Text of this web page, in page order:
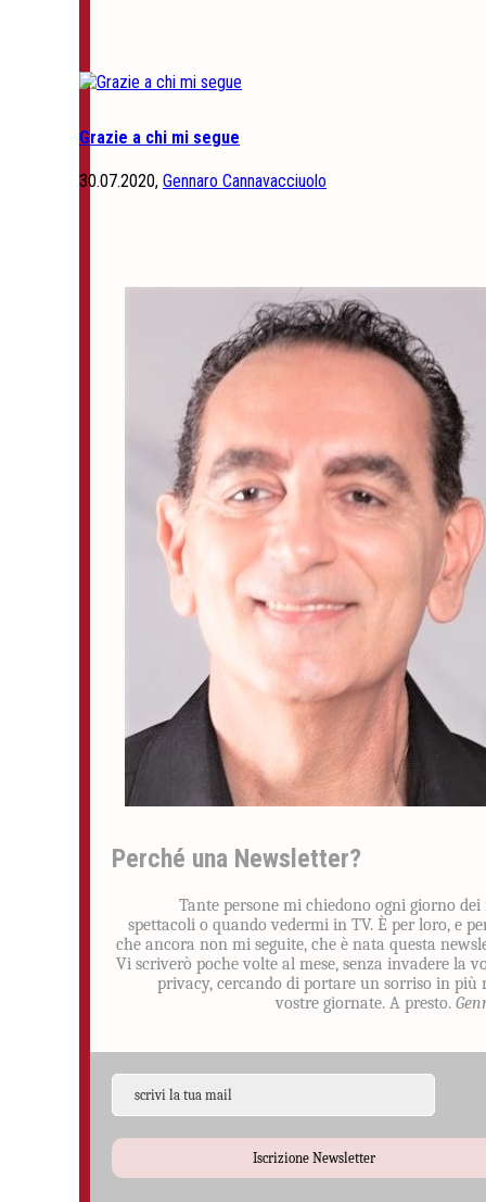
Grazie a chi mi segue
30.07.2020, Gennaro Cannavacciuolo
Perché una Newsletter?
Tante persone mi chiedono ogni giorno dei
spettacoli o quando vedermi in TV. È per loro, e
che ancora non mi seguite, che è nata questa
Vi scriverò poche volte al mese, senza invadere la
privacy, cercando di portare un sorriso in più
vostre giornate. A presto.
Iscrizione Newsletter